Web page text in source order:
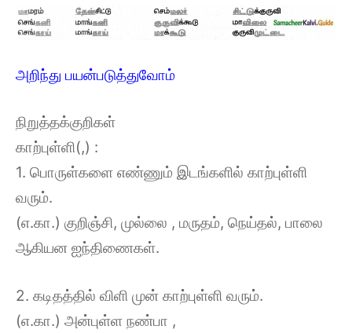
அறிந்து பயன்படுத்துவோம்
நிறுத்தக்குறிகள்
காற்புள்ளி(,) :
1. பொருள்களை எண்ணும் இடங்களில் காற்புள்ளி
வரும்.
(எ.கா.) குறிஞ்சி, முல்லை , மருதம், நெய்தல், பாலை
ஆகியன ஐந்திணைகள்.
2. கடிதத்தில் விளி முன் காற்புள்ளி வரும்.
(எ.கா.) அன்புள்ள நண்பா ,